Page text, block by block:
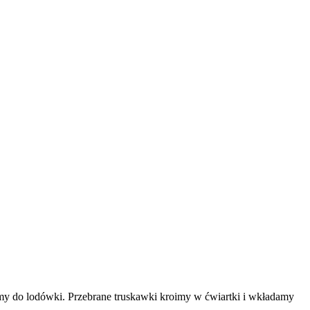
do lodówki. Przebrane truskawki kroimy w ćwiartki i wkładamy